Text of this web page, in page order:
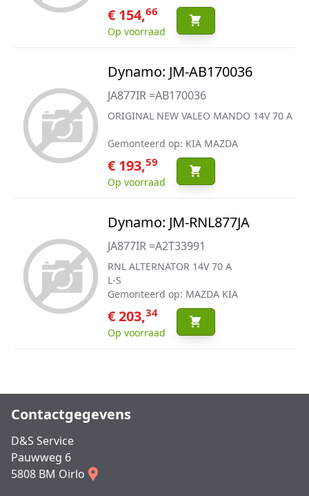
€ 154,66
Op voorraad
Dynamo: JM-AB170036
JA877IR =AB170036
ORIGINAL NEW VALEO MANDO 14V 70 A
Gemonteerd op: KIA MAZDA
€ 193,59
Op voorraad
Dynamo: JM-RNL877JA
JA877IR =A2T33991
RNL ALTERNATOR 14V 70 A
L-S
Gemonteerd op: MAZDA KIA
€ 203,34
Op voorraad
Contactgegevens
D&S Service
Pauwweg 6
5808 BM Oirlo